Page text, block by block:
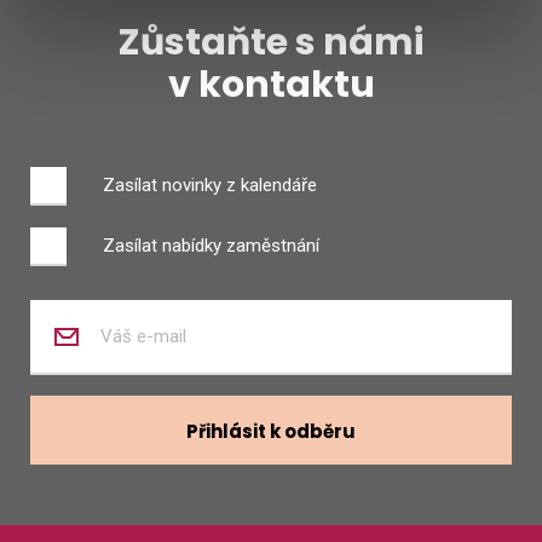
Zůstaňte s námi
v kontaktu
Zasílat novinky z kalendáře
Zasílat nabídky zaměstnání
váš
mail
Přihlásit k odběru